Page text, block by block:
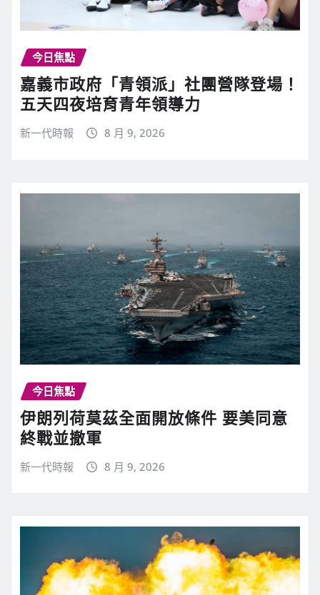
今日焦點
嘉義市政府「青領派」社團營隊登場！
五天四夜培育青年領導力
新一代時報 8 月 9, 2026
今日焦點
伊朗列荷莫茲全面開放條件 要美同意
終戰並撤軍
新一代時報 8 月 9, 2026